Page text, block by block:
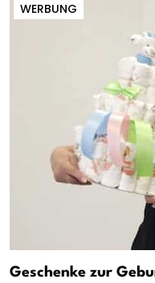
WERBUNG
Geschenke zur